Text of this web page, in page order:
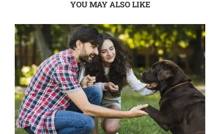
YOU MAY ALSO LIKE